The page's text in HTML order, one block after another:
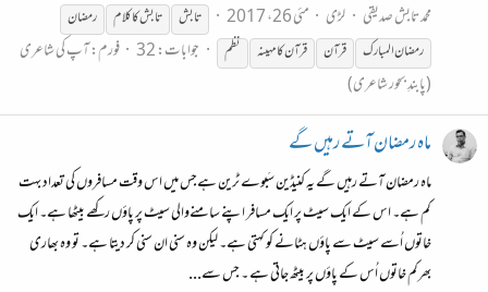
محمد تابش صدیقی
لڑی مئی 26، 2017 تابش تابش کا کلام
رمضان
رمضانالمبارک قرآن قرآن کا مہینہ نظم جوابات: 32 فورم:آپ کی شاعری
(پابندِ بحور شاعری)
ماہ رمضان آتے رہیں گے
ماہ رمضان آتے رہیں گے یہ کنیڈین سَبوے ٹرین ہےجس میں اس وقت مسافروں کی تعداد بہت
کم ہے۔ اس کے ایک سیٹ پر ایک مسافر اپنے سامنےوالی سیٹ پر پاؤں رکھے بیٹھا ہے۔ ایک
خاتوں اُسے سیٹ سے پاؤں ہٹانے کو کہتی ہے۔ لیکن وہ سنی ان سنی کر دیتا ہے۔ تو وہ بھاری
بھرکم خاتوں اُس کے پاؤں پر بیٹھ جاتی ہے ۔ جس سے...